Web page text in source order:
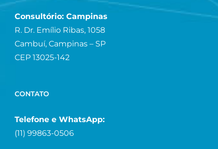
Consultório: Campinas
R. Dr. Emílio Ribas, 1058
Cambuí, Campinas – SP
CEP 13025-142
CONTATO
Telefone e WhatsApp:
(11) 99863-0506